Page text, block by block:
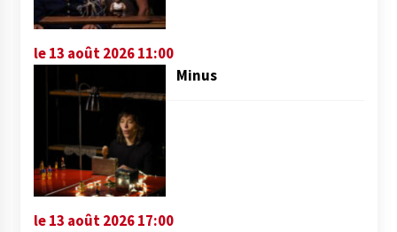
le 13 août 2026 11:00
Minus
le 13 août 2026 17:00